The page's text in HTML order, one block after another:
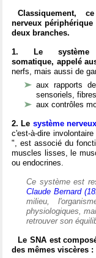
Classiquement,
nerveux périphérique
deux branches.
1. Le système
somatique, appelé
nerfs, mais aussi de
aux rapports
sensoriels,
aux contrôles
2. Le système
c'est-à-dire
", est associé du
muscles lisses, le
ou endocrines.
Ce système est
Claude Bernard
milieu,
physiologiques,
retrouver son
Le SNA est
des mêmes viscères :